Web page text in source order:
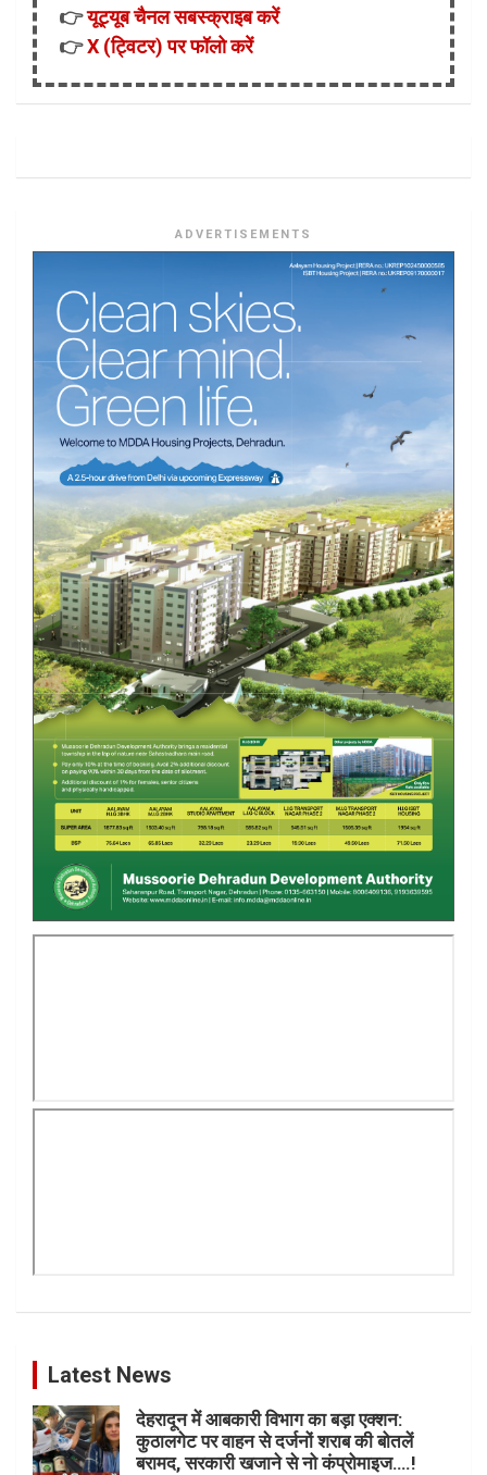
👉यूट्यूब चैनल सबस्क्राइब करें
👉X (ट्विटर) पर फॉलो करें
ADVERTISEMENTS
Latest News
देहरादून में आबकारी विभाग का बड़ा एक्शन:
कुठालगेट पर वाहन से दर्जनों शराब की बोतलें
बरामद, सरकारी खजाने से नो कंप्रोमाइज….!